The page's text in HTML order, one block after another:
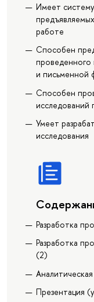
Имеет
работе
Способен
проведенного
и письменной
Способен
исследований
Умеет
исследования
Разработка
Разработка
(2)
Презентация